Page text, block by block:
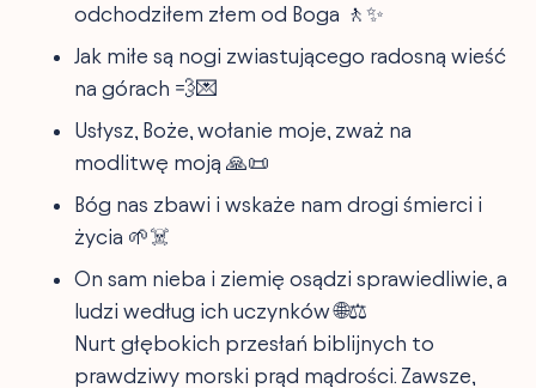
odchodziłem złem od Boga 🚶✨
Jak miłe są nogi zwiastującego radosną wieść
na górach 💨💌
Usłysz, Boże, wołanie moje, zważ na
modlitwę moją 🙏📜
Bóg nas zbawi i wskaże nam drogi śmierci i
życia 🌱☠️
On sam nieba i ziemię osądzi sprawiedliwie, a
ludzi według ich uczynków 🌐⚖️
Nurt głębokich przesłań biblijnych to
prawdziwy morski prąd mądrości. Zawsze,